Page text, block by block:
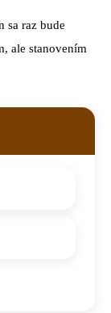
sa raz bude
ale stanovením